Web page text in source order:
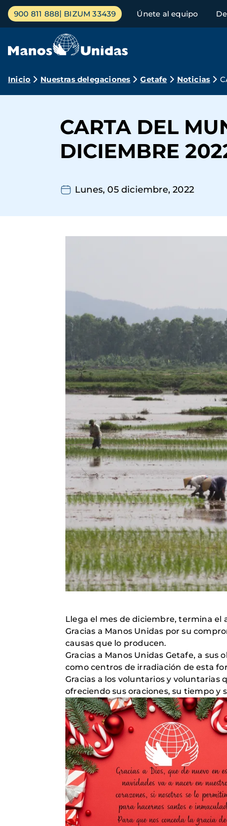
Pasar
contenido
Menú
principal
900 811 888 BIZUM 33439 Únete al equipo
Ruta
navegación
Inicio Nuestras delegaciones Getafe Noticias
CARTA DEL
DICIEMBRE
Lunes, 05 diciembre, 2022
Llega el mes de diciembre, termina el
Gracias a Manos Unidas por su
causas que lo producen.
Gracias a Manos Unidas Getafe, a
como centros de irradiación de esta
Gracias a los voluntarios y
ofreciendo sus oraciones, su tiempo y